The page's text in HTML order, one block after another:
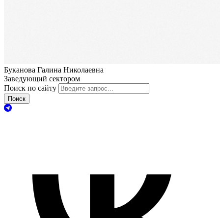
Буканова Галина Николаевна
Заведующий сектором
Поиск по сайту
Поиск